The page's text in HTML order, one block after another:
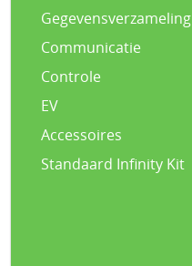
Gegevensverzameling
Communicatie
Controle
EV
Accessoires
Standaard Infinity Kit